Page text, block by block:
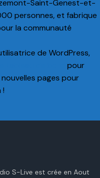
Saint-Genest-et-
personnes, et fabrique
la communauté
de WordPress,
pour
pages pour
!
S-Live est crée en Aout